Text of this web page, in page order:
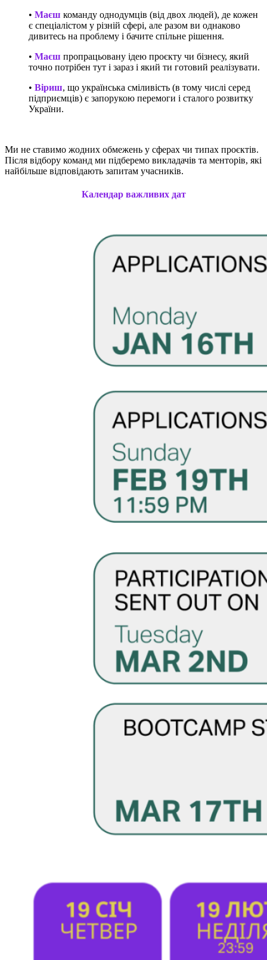
• Маєш команду однодумців (від двох людей), де кожен
є спеціалістом у різній сфері, але разом ви однаково
дивитесь на проблему і бачите спільне рішення.
• Маєш пропрацьовану ідею проєкту чи бізнесу, який
точно потрібен тут і зараз і який ти готовий реалізувати.
• Віриш, що українська сміливість (в тому числі серед
підприємців) є запорукою перемоги і сталого розвитку
України.
Ми не ставимо жодних обмежень у сферах чи типах проєктів.
Після відбору команд ми підберемо викладачів та менторів, які
найбільше відповідають запитам учасників.
Календар важливих дат